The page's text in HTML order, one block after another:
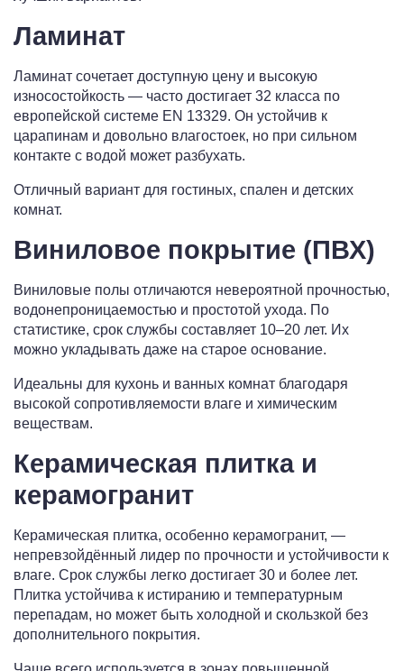
Ламинат
Ламинат сочетает доступную цену и высокую
износостойкость — часто достигает 32 класса по
европейской системе EN 13329. Он устойчив к
царапинам и довольно влагостоек, но при сильном
контакте с водой может разбухать.
Отличный вариант для гостиных, спален и детских
комнат.
Виниловое покрытие (ПВХ)
Виниловые полы отличаются невероятной прочностью,
водонепроницаемостью и простотой ухода. По
статистике, срок службы составляет 10–20 лет. Их
можно укладывать даже на старое основание.
Идеальны для кухонь и ванных комнат благодаря
высокой сопротивляемости влаге и химическим
веществам.
Керамическая плитка и
керамогранит
Керамическая плитка, особенно керамогранит, —
непревзойдённый лидер по прочности и устойчивости к
влаге. Срок службы легко достигает 30 и более лет.
Плитка устойчива к истиранию и температурным
перепадам, но может быть холодной и скользкой без
дополнительного покрытия.